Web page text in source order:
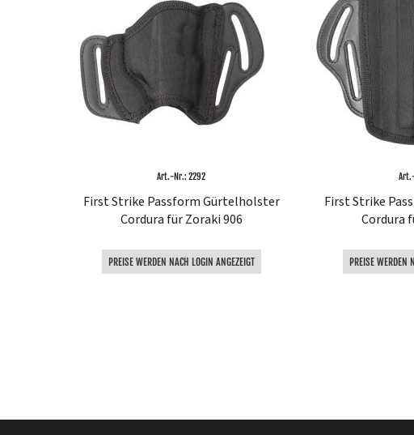
Art.-Nr.: 2292
First Strike Passform Gürtelholster
Cordura für Zoraki 906
PREISE WERDEN NACH LOGIN ANGEZEIGT
First Strike
Cordura
PREISE WERDEN